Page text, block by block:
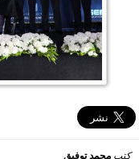
كتب محمد توفيق